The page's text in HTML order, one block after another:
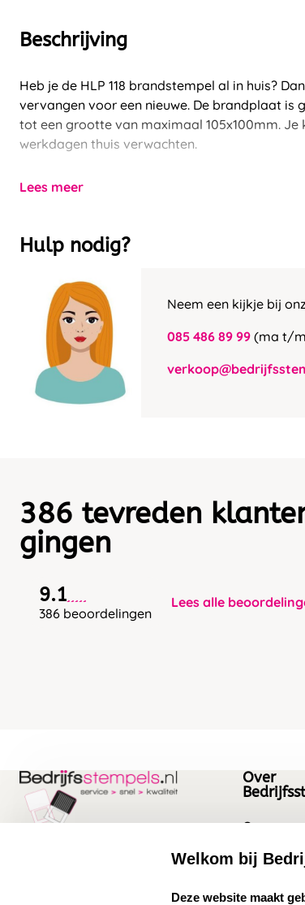
Beschrijving
Heb je de HLP 118 brandstempel al in huis?
vervangen voor een nieuwe. De brandplaat is
tot een grootte van maximaal 105x100mm. Je
werkdagen thuis verwachten.
Lees meer
Hulp nodig?
Neem een kijkje bij
085 486 89 99 (ma t/
386 tevreden
gingen
9.1
386 beoordelingen
Lees alle
Over
Over ons
Welkom bij
Deze website maakt